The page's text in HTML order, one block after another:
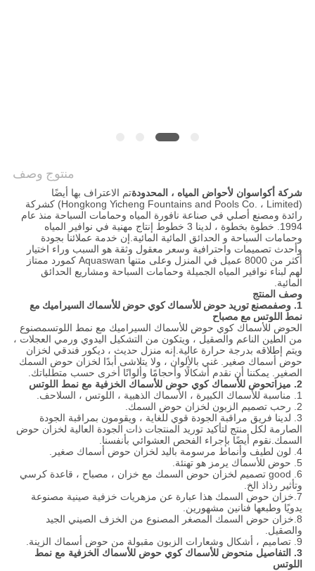
منتوج وصف
شركة أكواسوان لأحواض المياه ، المحدودةتم الاعتراف بها أيضًا
(Hongkong Yicheng Fountains and Pools Co. ، Limited) كشركة
رائدة ومصنع أصلي في صناعة نافورة المياه وحمامات السباحة منذ عام
1994. خطوة بخطوة ، لدينا 3 خطوط إنتاج مهنية في نوافير المياه
وحمامات السباحة و الحدائق المائية المائية.إن خدمة عملائنا بجودة
وأحدث تصميمات واحترافية وسعر معقول وثقة هو السبب وراء اختيار
أكثر من 8000 عميل في المنزل وعلى متنها Aquaswan كمورد ممتاز
لهم لبناء نوافير المياه الجميلة وحمامات السباحة ومشاريع الحدائق
المائية.
وصف المنتج
1. وصف
مصنع توريد حوض للأسماك كوي حوض للأسماك السيراميك مع
نمط اللوتس مع مصباح
الحوض للأسماك كوي حوض للأسماك السيراميك مع نمط اللوتسمصنوع
من الطين الناعم والصقيل ، ويتكون من التشكيل اليدوي ورمي العجلات ،
ويتم إطلاقه بدرجة حرارة عالية.إنه منزل حديث ، ديكور فندقي لخزان
حوض أسماك صغير. غني بالألوان ، ولا يتلاشى أبدًا لخزان حوض السمك
الصغير. يمكننا أن نقدم أشكالًا وأحجامًا وألوانًا أخرى حسب متطلباتك.
2. ميزات
حوض للأسماك كوي حوض للأسماك الخزفية مع نمط اللوتس
1. مناسبة للأسماك الكبيرة ، الأسماك الذهبية ، اللوتس ، السلاحف.
2. رحب تصميم الزبون لخزان حوض السمك.
3. لدينا فريق مراقبة الجودة قوي للغاية ، ويقومون بمراقبة الجودة
الصارمة لكل منتج لتأكيد توريد المنتجات ذات الجودة العالية لخزان حوض
السمك.نقوم أيضًا بإجراء الفحص العشوائي بأنفسنا.
4. لون لطيف وأنماط مرسومة باليد لخزان حوض أسماك صغير.
5. حوض للأسماك يرمز هو تهنئة.
6. good تصميم لخزان حوض السمك مع خزان ، مصباح ، قاعدة كرسي
وتأثير رذاذ الخ.
7.خزان حوض السمك هذا عبارة عن مزهريات خزفية صينية مصنوعة
يدويًا وطبعها فنانين مشهورين.
8.خزان حوض السمك المصغر المصنوع من الخزف الصيني الجيد
والصقيل.
9. تصاميم ، أشكال وشعارات الزبون مقبولة من حوض أسماك الزينة.
3. التفاصيل من
حوض للأسماك كوي حوض للأسماك الخزفية مع نمط
اللوتس